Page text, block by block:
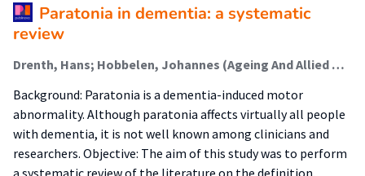
Paratonia in dementia: a systematic
review
Drenth, Hans; Hobbelen, Johannes (Ageing And Allied Health Care); Zuidema, Sytse U; Bautmans, Ivan; Kleiner-Fisman, Galit; Marinelli, Lucio
Background: Paratonia is a dementia-induced motor
abnormality. Although paratonia affects virtually all people
with dementia, it is not well known among clinicians and
researchers. Objective: The aim of this study was to perform
a systematic review of the literature on the definition,